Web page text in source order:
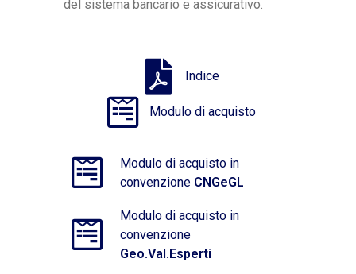
del sistema bancario e assicurativo.
Indice
Modulo di acquisto
Modulo di acquisto in
convenzione CNGeGL
Modulo di acquisto in
convenzione
Geo.Val.Esperti